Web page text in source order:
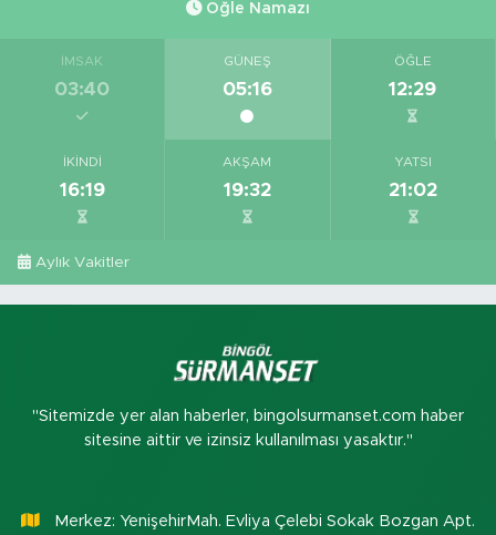
Öğle Namazı
İMSAK
03:40
GÜNEŞ
05:16
ÖĞLE
12:29
İKINDI
16:19
AKŞAM
19:32
YATSI
21:02
Aylık Vakitler
"Sitemizde yer alan haberler, bingolsurmanset.com haber
sitesine aittir ve izinsiz kullanılması yasaktır."
Merkez: YenişehirMah. Evliya Çelebi Sokak Bozgan Apt.